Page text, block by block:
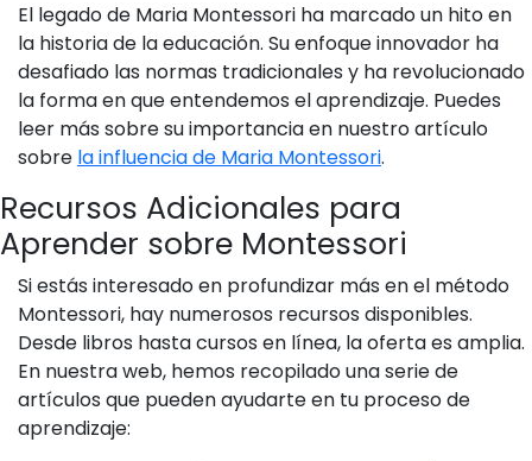
El legado de Maria Montessori ha marcado un hito en
la historia de la educación. Su enfoque innovador ha
desafiado las normas tradicionales y ha revolucionado
la forma en que entendemos el aprendizaje. Puedes
leer más sobre su importancia en nuestro artículo
sobre la influencia de Maria Montessori.
Recursos Adicionales para
Aprender sobre Montessori
Si estás interesado en profundizar más en el método
Montessori, hay numerosos recursos disponibles.
Desde libros hasta cursos en línea, la oferta es amplia.
En nuestra web, hemos recopilado una serie de
artículos que pueden ayudarte en tu proceso de
aprendizaje: